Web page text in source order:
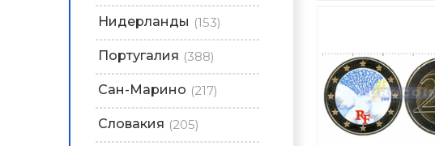
Нидерланды (153)
Португалия (388)
Сан-Марино (217)
Словакия (205)